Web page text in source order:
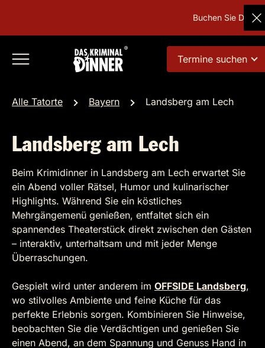
Buchen Sie
Termine suchen
Alle Tatorte Bayern Landsberg am Lech
Landsberg am Lech
Beim Krimidinner in Landsberg am Lech erwartet Sie
ein Abend voller Rätsel, Humor und kulinarischer
Highlights. Während Sie ein köstliches
Mehrgängemenü genießen, entfaltet sich ein
spannendes Theaterstück direkt zwischen den Gästen
– interaktiv, unterhaltsam und mit jeder Menge
Überraschungen.
Gespielt wird unter anderem im OFFSIDE Landsberg,
wo stilvolles Ambiente und feine Küche für das
perfekte Erlebnis sorgen. Kombinieren Sie Hinweise,
beobachten Sie die Verdächtigen und genießen Sie
einen Abend, an dem Spannung und Genuss Hand in